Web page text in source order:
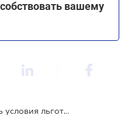
вашему
Еврокомиссия может изменить условия льготного режима торговли для Украины